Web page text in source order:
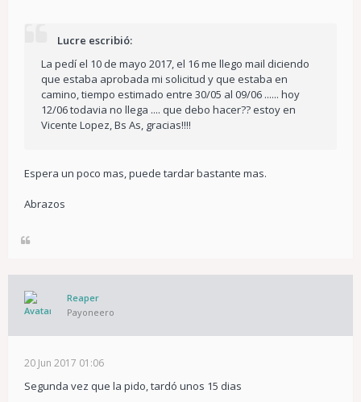
Lucre escribió:
La pedí el 10 de mayo 2017, el 16 me llego mail diciendo
que estaba aprobada mi solicitud y que estaba en
camino, tiempo estimado entre 30/05 al 09/06 ...... hoy
12/06 todavia no llega .... que debo hacer?? estoy en
Vicente Lopez, Bs As, gracias!!!!
Espera un poco mas, puede tardar bastante mas.
Abrazos
Reaper
Payoneero
20 Jun 2017 01:06
Segunda vez que la pido, tardó unos 15 dias